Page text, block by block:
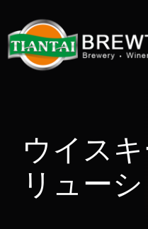
ン
テ
について
蒸留所ソリューション
ウイス
リュー